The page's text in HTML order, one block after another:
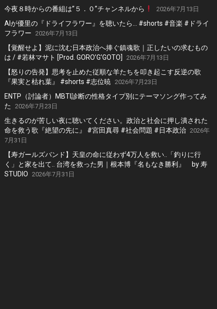
今夜８時からの番組は”５．０”チャンネルから 2026年7月13日
AIが優里の『ドライフラワー』を聴いたら… #shorts #音楽 #ドライ
フラワー 2026年7月13日
【覚醒せよ】泥に沈む日本政治へ捧ぐ鎮魂歌｜正したいの求むもの
は / #若林マサト [Prod. GORO’G’GOTO]
2026年7月13日
【怒りの告発】思考を止めた従順な羊たちを叩き起こす反逆の歌
『果実と枯れ葉』 #shorts #志位暁 2026年7月23日
ENTP（討論者）MBTI診断の性格タイプ別にテーマソング作ってみ
た
2026年7月23日
生きるのが苦しい夜に聴いてください。政治と社会に押し潰された
命を救う歌『絶望の先に』 #宮田真尋 #社会問題 #日本政治 2026年
7月31日
【寿ガールズバンド】天皇の命に従わず4万人を救い..「釣りに行
く」と家を出て.. 台湾を救った男｜根本博『名もなき勝利』 by 寿
STUDIO 2026年7月31日